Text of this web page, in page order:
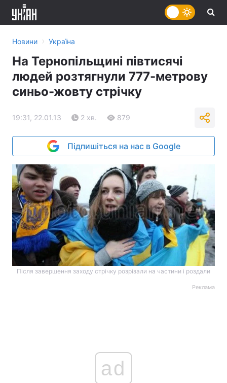
Новини › Україна
На Тернопільщині півтисячі
людей розтягнули 777-метрову
синьо-жовту стрічку
19:31, 22.01.13 2 хв. 879
Підпишіться на нас в Google
Після завершення заходу стрічку розрізали на частини і роздали
Реклама
ad